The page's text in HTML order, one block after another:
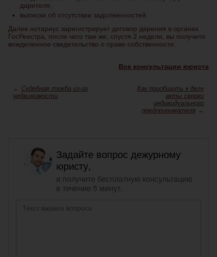
дарителя;
выписки об отсутствии задолженностей.
Далее нотариус зарегистрирует договор дарения в органах
ГосРеестра, после чего там же, спустя 2 недели, вы получите
вожделенное свидетельство о праве собственности.
Все консультации юриста
← Судебная тяжба из-за
недвижимости
Как приобщить к делу
акты сверки
индивидуального
предпринимателя →
Задайте вопрос дежурному
юристу,
и получите бесплатную консультацию
в течение 5 минут.